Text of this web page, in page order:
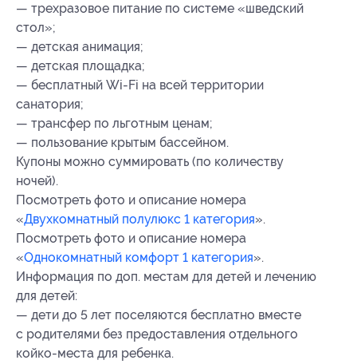
— трехразовое питание по системе «шведский
стол»;
— детская анимация;
— детская площадка;
— бесплатный Wi-Fi на всей территории
санатория;
— трансфер по льготным ценам;
— пользование крытым бассейном.
Купоны можно суммировать (по количеству
ночей).
Посмотреть фото и описание номера
«Двухкомнатный полулюкс 1 категория».
Посмотреть фото и описание номера
«Однокомнатный комфорт 1 категория».
Информация по доп. местам для детей и лечению
для детей:
— дети до 5 лет поселяются бесплатно вместе
с родителями без предоставления отдельного
койко-места для ребенка.